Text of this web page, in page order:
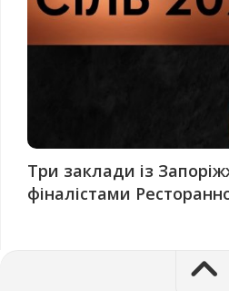
Три заклади із
фіналістами